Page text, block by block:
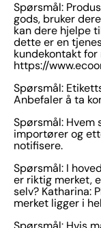
Spørsmål:
gods, bruker
kan dere hjelpe
dette er en
kundekontakt
https://
Spørsmål:
Anbefaler å ta
Spørsmål: Hvem
importører og
notifisere.
Spørsmål: I
er riktig merket,
selv? Katharina:
merket ligger i